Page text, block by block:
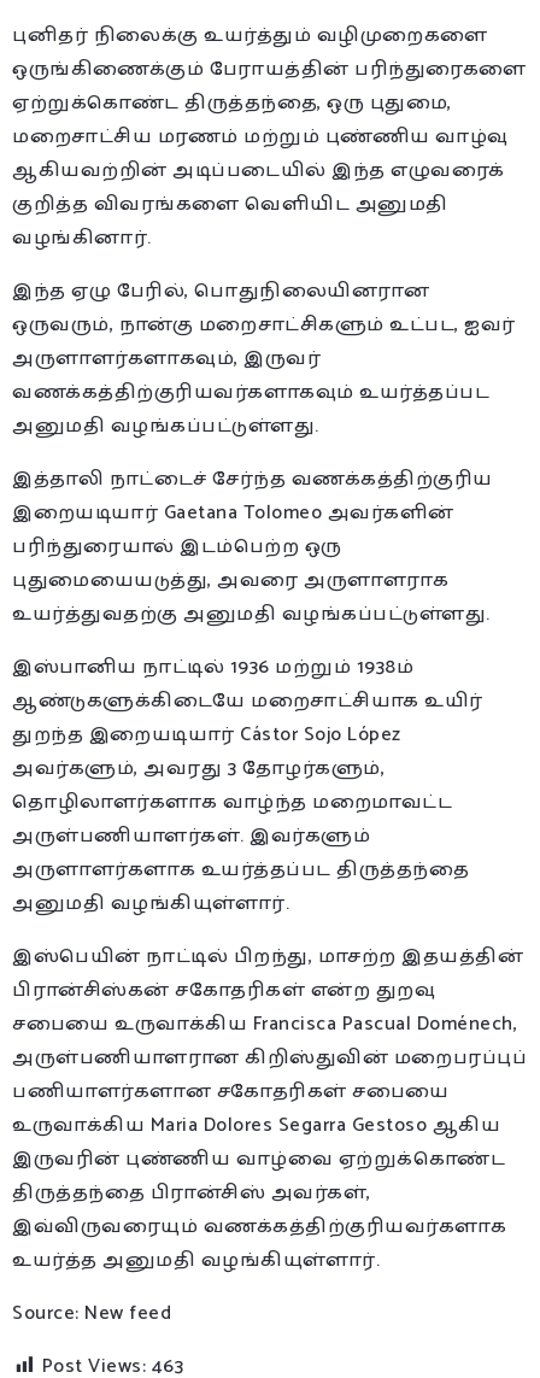
புனிதர் நிலைக்கு உயர்த்தும் வழிமுறைகளை
ஒருங்கிணைக்கும் பேராயத்தின் பரிந்துரைகளை
ஏற்றுக்கொண்ட திருத்தந்தை, ஒரு புதுமை,
மறைசாட்சிய மரணம் மற்றும் புண்ணிய வாழ்வு
ஆகியவற்றின் அடிப்படையில் இந்த எழுவரைக்
குறித்த விவரங்களை வெளியிட அனுமதி
வழங்கினார்.
இந்த ஏழு பேரில், பொதுநிலையினரான
ஒருவரும், நான்கு மறைசாட்சிகளும் உட்பட, ஐவர்
அருளாளர்களாகவும், இருவர்
வணக்கத்திற்குரியவர்களாகவும் உயர்த்தப்பட
அனுமதி வழங்கப்பட்டுள்ளது.
இத்தாலி நாட்டைச் சேர்ந்த வணக்கத்திற்குரிய
இறையடியார் Gaetana Tolomeo அவர்களின்
பரிந்துரையால் இடம்பெற்ற ஒரு
புதுமையையடுத்து, அவரை அருளாளராக
உயர்த்துவதற்கு அனுமதி வழங்கப்பட்டுள்ளது.
இஸ்பானிய நாட்டில் 1936 மற்றும் 1938ம்
ஆண்டுகளுக்கிடையே மறைசாட்சியாக உயிர்
துறந்த இறையடியார் Cástor Sojo López
அவர்களும், அவரது 3 தோழர்களும்,
தொழிலாளர்களாக வாழ்ந்த மறைமாவட்ட
அருள்பணியாளர்கள். இவர்களும்
அருளாளர்களாக உயர்த்தப்பட திருத்தந்தை
அனுமதி வழங்கியுள்ளார்.
இஸ்பெயின் நாட்டில் பிறந்து, மாசற்ற இதயத்தின்
பிரான்சிஸ்கன் சகோதரிகள் என்ற துறவு
சபையை உருவாக்கிய Francisca Pascual Doménech,
அருள்பணியாளரான கிறிஸ்துவின் மறைபரப்புப்
பணியாளர்களான சகோதரிகள் சபையை
உருவாக்கிய Maria Dolores Segarra Gestoso ஆகிய
இருவரின் புண்ணிய வாழ்வை ஏற்றுக்கொண்ட
திருத்தந்தை பிரான்சிஸ் அவர்கள்,
இவ்விருவரையும் வணக்கத்திற்குரியவர்களாக
உயர்த்த அனுமதி வழங்கியுள்ளார்.
Source: New feed
Post Views:463